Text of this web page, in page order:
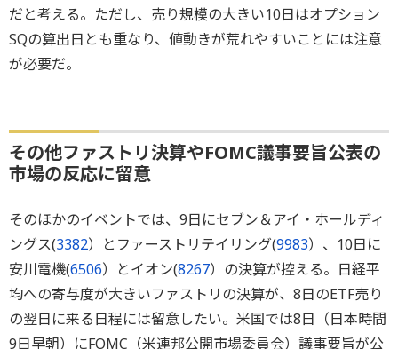
だと考える。ただし、売り規模の大きい10日はオプション
SQの算出日とも重なり、値動きが荒れやすいことには注意
が必要だ。
その他ファストリ決算やFOMC議事要旨公表の
市場の反応に留意
そのほかのイベントでは、9日にセブン＆アイ・ホールディ
ングス(3382）とファーストリテイリング(9983）、10日に
安川電機(6506）とイオン(8267）の決算が控える。日経平
均への寄与度が大きいファストリの決算が、8日のETF売り
の翌日に来る日程には留意したい。米国では8日（日本時間
9日早朝）にFOMC（米連邦公開市場委員会）議事要旨が公